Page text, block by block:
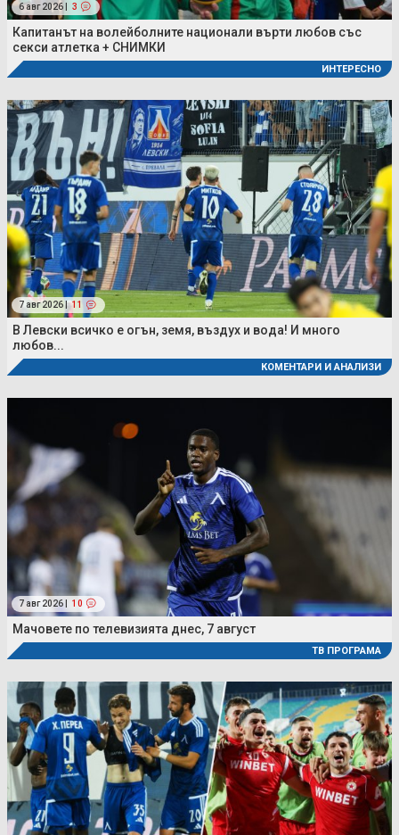
6 авг 2026 | 3
Капитанът на волейболните национали върти любов със
секси атлетка + СНИМКИ
ИНТЕРЕСНО
7 авг 2026 | 11
В Левски всичко е огън, земя, въздух и вода! И много
любов...
КОМЕНТАРИ И АНАЛИЗИ
7 авг 2026 | 10
Мачовете по телевизията днес, 7 август
ТВ ПРОГРАМА